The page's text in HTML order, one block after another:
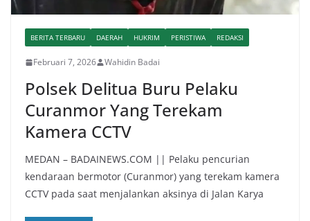
BERITA TERBARU DAERAH HUKRIM PERISTIWA REDAKSI
Februari 7, 2026 Wahidin Badai
Polsek Delitua Buru Pelaku
Curanmor Yang Terekam
Kamera CCTV
MEDAN – BADAINEWS.COM || Pelaku pencurian
kendaraan bermotor (Curanmor) yang terekam kamera
CCTV pada saat menjalankan aksinya di Jalan Karya